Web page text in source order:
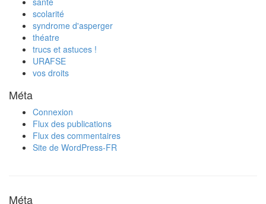
scolarité
syndrome d'asperger
théatre
trucs et astuces !
URAFSE
vos droits
Méta
Connexion
Flux des publications
Flux des commentaires
Site de WordPress-FR
Méta